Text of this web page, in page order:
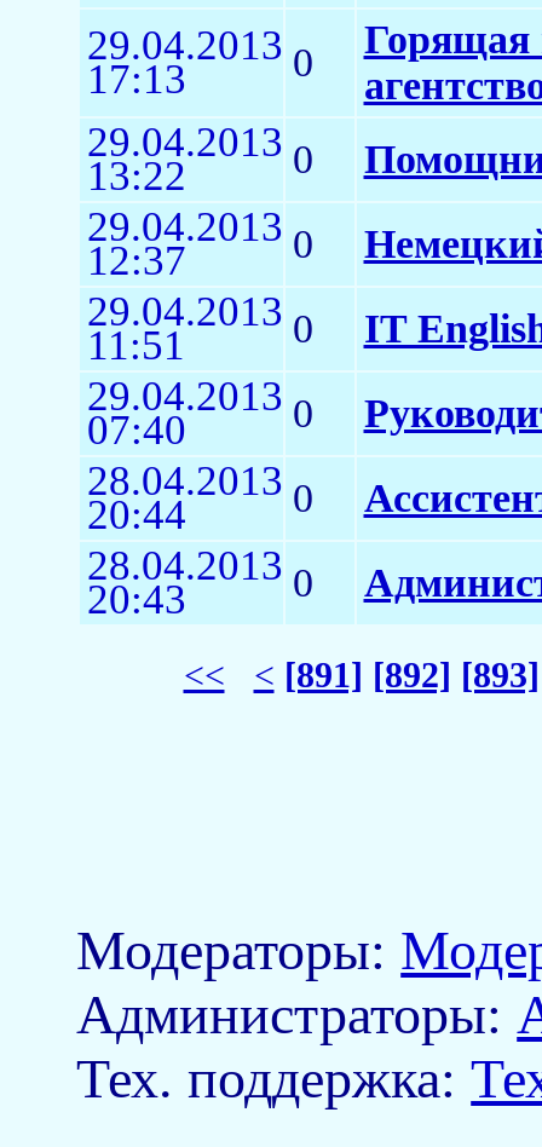
29.04.2013
17:13 0
Горящая
29.04.2013
13:22 0
29.04.2013
12:37 0
29.04.2013
11:51 0 IT
29.04.2013
07:40 0
28.04.2013
20:44 0
28.04.2013
20:43 0
<< < [891] [892] [893]
Модераторы:
Aдминистраторы:
Тех. поддержка: